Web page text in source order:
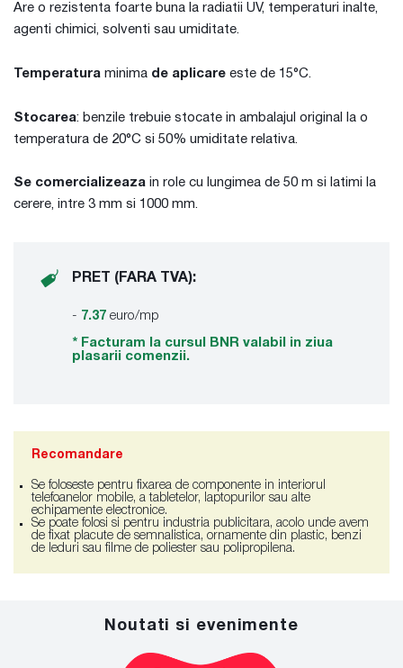
Are o rezistenta foarte buna la radiatii UV, temperaturi inalte,
agenti chimici, solventi sau umiditate.
Temperatura minima de aplicare este de 15°C.
Stocarea: benzile trebuie stocate in ambalajul original la o
temperatura de 20°C si 50% umiditate relativa.
Se comercializeaza in role cu lungimea de 50 m si latimi la
cerere, intre 3 mm si 1000 mm.
PRET (FARA TVA):
- 7.37 euro/mp
* Facturam la cursul BNR valabil in ziua
plasarii comenzii.
Recomandare
Se foloseste pentru fixarea de componente in interiorul
telefoanelor mobile, a tabletelor, laptopurilor sau alte
echipamente electronice.
Se poate folosi si pentru industria publicitara, acolo unde avem
de fixat placute de semnalistica, ornamente din plastic, benzi
de leduri sau filme de poliester sau polipropilena.
Noutati si evenimente